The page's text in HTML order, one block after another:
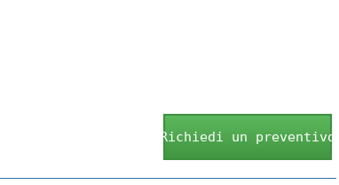
Richiedi un preventivo